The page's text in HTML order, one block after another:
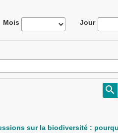
Mois Jour
sur la biodiversité :